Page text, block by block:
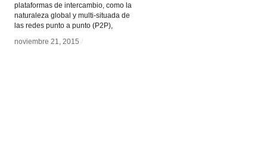
plataformas de intercambio, como la
naturaleza global y multi-situada de
las redes punto a punto (P2P),
noviembre 21, 2015 /
noviembre 21, 2015 /